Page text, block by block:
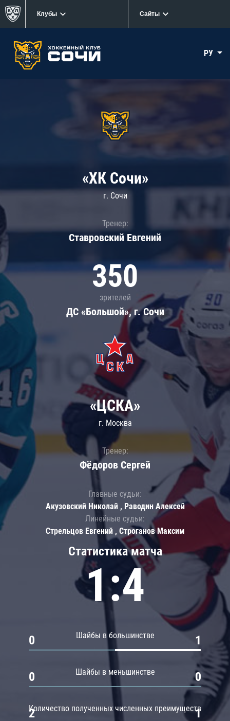
Клубы Сайты
РУ
«ХК Сочи»
г. Сочи
Тренер:
Ставровский Евгений
350
зрителей
ДС «Большой», г. Сочи
Статистика матча
1:4
Шайбы в большинстве
0 1
Шайбы в меньшинстве
0 0
Количество полученных численных преимуществ
2 1
«ЦСКА»
г. Москва
Тренер:
Фёдоров Сергей
Главные судьи:
Акузовский Николай , Раводин Алексей
Линейные судьи:
Стрельцов Евгений , Строганов Максим